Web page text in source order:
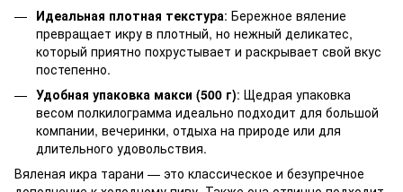
Идеальная плотная текстура: Бережное вяление
превращает икру в плотный, но нежный деликатес,
который приятно похрустывает и раскрывает свой вкус
постепенно.
Удобная упаковка макси (500 г): Щедрая упаковка
весом полкилограмма идеально подходит для большой
компании, вечеринки, отдыха на природе или для
длительного удовольствия.
Вяленая икра тарани — это классическое и безупречное